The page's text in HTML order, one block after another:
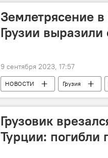
Землетрясение
Грузии
9 сентября 2023, 17:57
НОВОСТИ Грузия
Грузовик
Турции: погибли